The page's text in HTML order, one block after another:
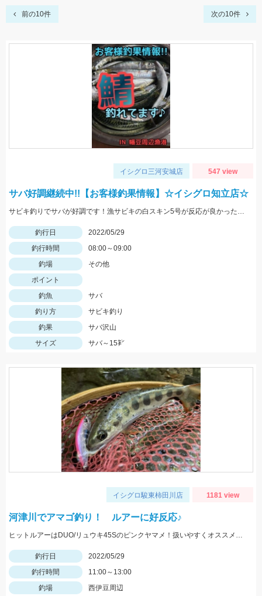
前の10件 次の10件
イシグロ三河安城店 547 view
サバ好調継続中!!【お客様釣果情報】☆イシグロ知立店☆
サビキ釣りでサバが好調です！漁サビキの白スキン5号が反応が良かったそうです♪
釣行日
2022/05/29
釣行時間
08:00～09:00
釣場
その他
ポイント
釣魚
サバ
釣り方
サビキ釣り
釣果
サバ沢山
サイズ
サバ～15㌢
イシグロ駿東柿田川店 1181 view
河津川でアマゴ釣り！ ルアーに好反応♪
ヒットルアーはDUO/リュウキ45Sのピンクヤマメ！扱いやすくオススメです。
釣行日
2022/05/29
釣行時間
11:00～13:00
釣場
西伊豆周辺